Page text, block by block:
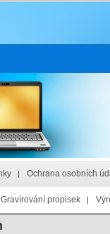
Ochrana osobních
Gravírování propisek